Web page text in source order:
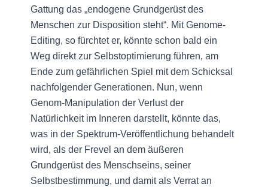
Gattung das „endogene Grundgerüst des
Menschen zur Disposition steht“. Mit Genome-
Editing, so fürchtet er, könnte schon bald ein
Weg direkt zur Selbstoptimierung führen, am
Ende zum gefährlichen Spiel mit dem Schicksal
nachfolgender Generationen. Nun, wenn
Genom-Manipulation der Verlust der
Natürlichkeit im Inneren darstellt, könnte das,
was in der Spektrum-Veröffentlichung behandelt
wird, als der Frevel an dem äußeren
Grundgerüst des Menschseins, seiner
Selbstbestimmung, und damit als Verrat an